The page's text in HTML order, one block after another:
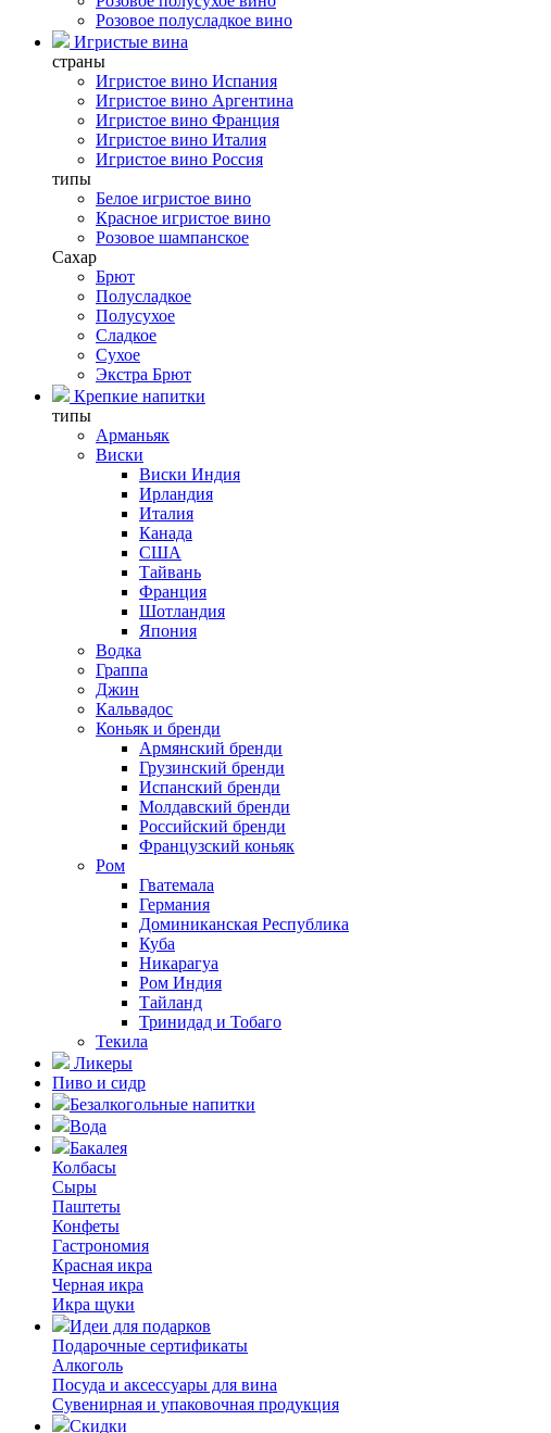
Розовое полусладкое вино
Игристые вина
страны
Игристое вино Испания
Игристое вино Аргентина
Игристое вино Франция
Игристое вино Италия
Игристое вино Россия
типы
Белое игристое вино
Красное игристое вино
Розовое шампанское
Сахар
Брют
Полусладкое
Полусухое
Сладкое
Сухое
Экстра Брют
Крепкие напитки
типы
Арманьяк
Виски
Виски Индия
Ирландия
Италия
Канада
США
Тайвань
Франция
Шотландия
Япония
Водка
Граппа
Джин
Кальвадос
Коньяк и бренди
Армянский бренди
Грузинский бренди
Испанский бренди
Молдавский бренди
Российский бренди
Французский коньяк
Ром
Гватемала
Германия
Доминиканская Республика
Куба
Никарагуа
Ром Индия
Тайланд
Тринидад и Тобаго
Текила
Ликеры
Пиво и сидр
Безалкогольные напитки
Вода
Бакалея
Колбасы
Сыры
Паштеты
Конфеты
Гастрономия
Красная икра
Черная икра
Икра щуки
Идеи для подарков
Подарочные сертификаты
Алкоголь
Посуда и аксессуары для вина
Сувенирная и упаковочная продукция
Скидки